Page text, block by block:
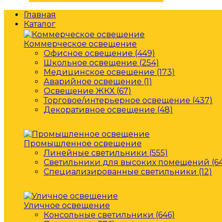
Главная
Каталог
Коммерческое освещение
Офисное освещение (449)
Школьное освещение (254)
Медицинское освещение (173)
Аварийное освещение (1)
Освещение ЖКХ (67)
Торговое/интерьерное освещение (437)
Декоративное освещение (48)
Промышленное освещение
Линейные светильники (555)
Светильники для высоких помещений
Специализированные светильники (12)
Уличное освещение
Консольные светильники (646)